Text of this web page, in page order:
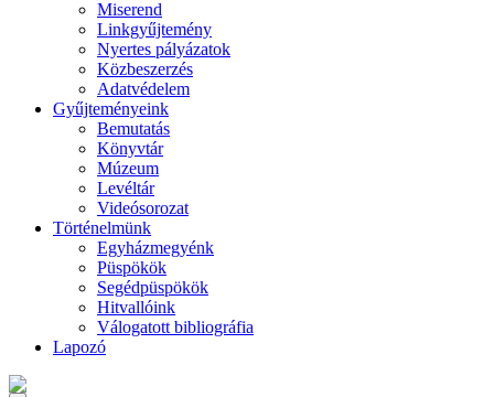
Miserend
Linkgyűjtemény
Nyertes pályázatok
Közbeszerzés
Adatvédelem
Gyűjteményeink
Bemutatás
Könyvtár
Múzeum
Levéltár
Videósorozat
Történelmünk
Egyházmegyénk
Püspökök
Segédpüspökök
Hitvallóink
Válogatott bibliográfia
Lapozó